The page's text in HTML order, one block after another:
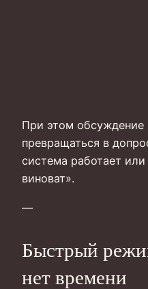
При этом обсуждение
превращаться в
система работает
виноват».
—
Быстрый
нет времени